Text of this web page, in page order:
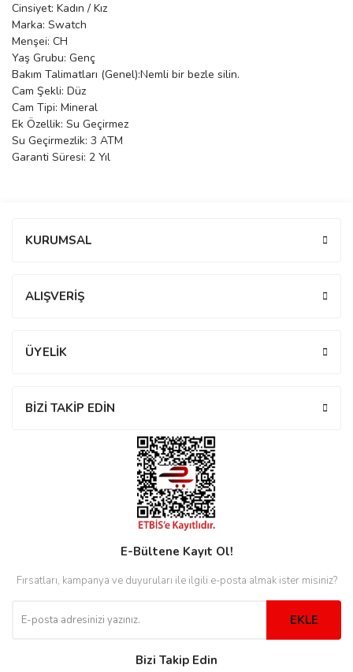
Manoir
Cinsiyet: Kadın / Kız
Marka: Swatch
Menşei: CH
Yaş Grubu: Genç
Bakım Talimatları (Genel):Nemli bir bezle silin.
Cam Şekli: Düz
Cam Tipi: Mineral
Ek Özellik: Su Geçirmez
Su Geçirmezlik: 3 ATM
Garanti Süresi: 2 Yıl
KURUMSAL
ALIŞVERİŞ
ÜYELİK
BİZİ TAKİP EDİN
E-Bültene Kayıt Ol!
Fırsatları, kampanya ve duyuruları ile ilgili e-posta almak ister misiniz?
EKLE
Bizi Takip Edin